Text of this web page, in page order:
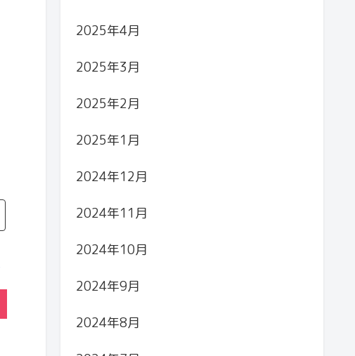
2025年4月
2025年3月
2025年2月
2025年1月
2024年12月
2024年11月
2024年10月
2024年9月
2024年8月